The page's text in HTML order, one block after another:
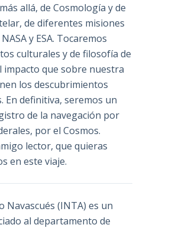
allá, de Cosmología y de
de diferentes misiones
y ESA. Tocaremos
culturales y de filosofía de
impacto que sobre nuestra
los descubrimientos
En definitiva, seremos un
de la navegación por
por el Cosmos.
lector, que quieras
en este viaje.
Navascués (INTA) es un
al departamento de